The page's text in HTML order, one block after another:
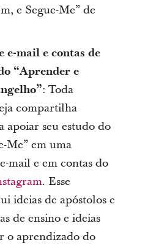
e Segue-Me” de
e-mail e contas de
“Aprender e
: Toda
compartilha
apoiar seu estudo do
Me” em uma
mail e em contas do
. Esse
ideias de apóstolos e
de ensino e ideias
o aprendizado do